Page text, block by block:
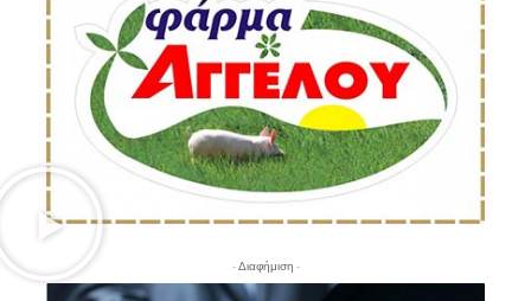
- Διαφήμιση -